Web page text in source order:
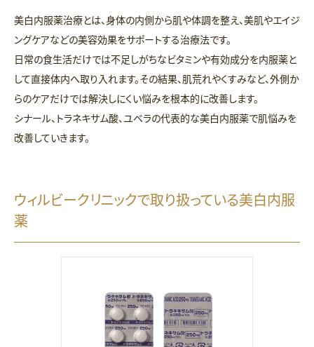
美白内服薬治療とは、身体の内側から肌や体調を整え、美肌やエイジ
ングケアなどの美容効果をサポートする治療法です。
日常の食生活だけでは不足しがちなビタミンや有効成分を内服薬と
して直接体内へ取り入れます。その結果、肌荒れやくすみなど、外側か
らのケアだけでは解決しにくい悩みを根本的に改善します。
シナール、トラネキサム酸、ユベラの代表的な美白内服薬で肌悩みを
改善していきます。
ウィルビークリニックで取り扱っている美白内服
薬